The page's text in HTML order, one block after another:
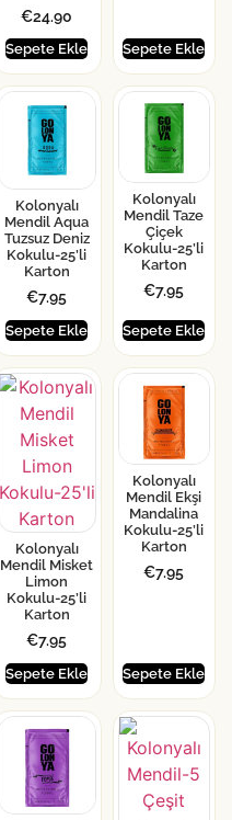
€24.90
Sepete Ekle Sepete Ekle
Kolonyalı
Mendil Aqua
Tuzsuz Deniz
Kokulu-25’li
Karton
€7.95
Sepete Ekle
Kolonyalı
Mendil Taze
Çiçek
Kokulu-25’li
Karton
€7.95
Sepete Ekle
Kolonyalı
Mendil Misket
Limon
Kokulu-25’li
Karton
€7.95
Sepete Ekle
Kolonyalı
Mendil Ekşi
Mandalina
Kokulu-25’li
Karton
€7.95
Sepete Ekle